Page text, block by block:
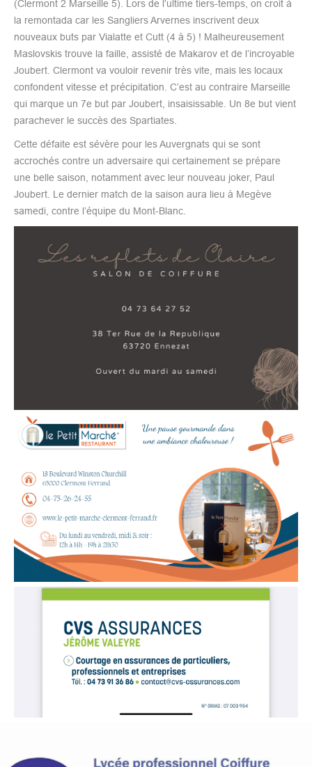
(Clermont 2 Marseille 5). Lors de l’ultime tiers-temps, on croit à
la remontada car les Sangliers Arvernes inscrivent deux
nouveaux buts par Vialatte et Cutt (4 à 5) ! Malheureusement
Maslovskis trouve la faille, assisté de Makarov et de l’incroyable
Joubert. Clermont va vouloir revenir très vite, mais les locaux
confondent vitesse et précipitation. C’est au contraire Marseille
qui marque un 7e but par Joubert, insaisissable. Un 8e but vient
parachever le succès des Spartiates.
Cette défaite est sévère pour les Auvergnats qui se sont
accrochés contre un adversaire qui certainement se prépare
une belle saison, notamment avec leur nouveau joker, Paul
Joubert. Le dernier match de la saison aura lieu à Megève
samedi, contre l’équipe du Mont-Blanc.